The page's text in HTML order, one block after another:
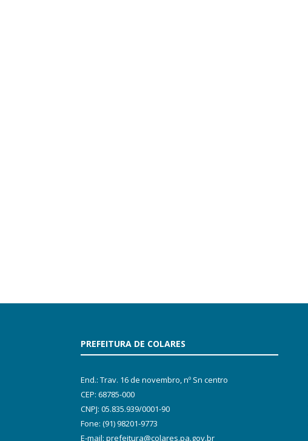
PREFEITURA DE COLARES
End.: Trav. 16 de novembro, nº Sn centro
CEP: 68785-000
CNPJ: 05.835.939/0001-90
Fone: (91) 98201-9773
E-mail: prefeitura@colares.pa.gov.br